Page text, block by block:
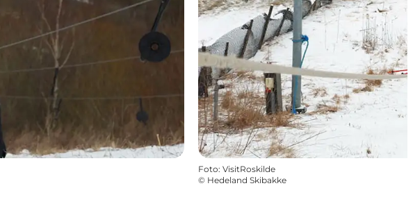
Foto: VisitRoskilde
© Hedeland Skibakke